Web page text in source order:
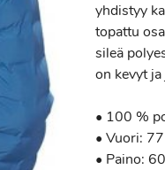
yhdistyy
topattu
sileä
on kevyt
• 100 %
• Vuori:
• Paino: